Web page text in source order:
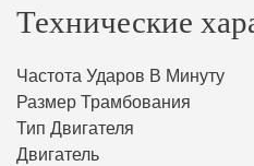
Технические
Частота Ударов В Минуту
Размер Трамбования
Тип Двигателя
Двигатель